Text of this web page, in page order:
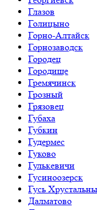
Глазов
Голицыно
Горно-Алтайск
Горнозаводск
Городец
Городище
Гремячинск
Грозный
Грязовец
Губаха
Губкин
Гудермес
Гуково
Гулькевичи
Гусиноозерск
Гусь
Далматово